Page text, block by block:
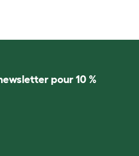
pour 10 %